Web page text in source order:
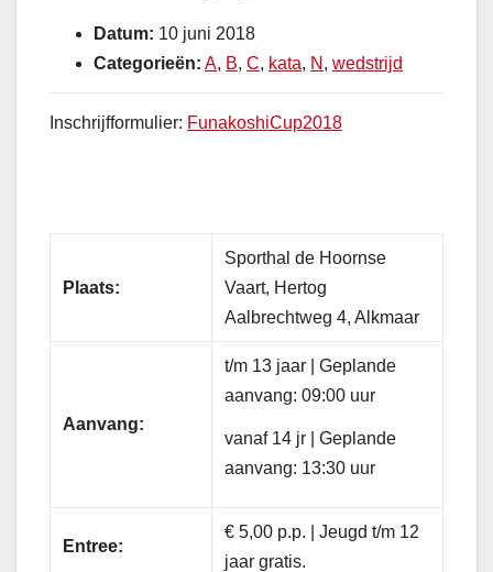
Datum: 10 juni 2018
Categorieën: A, B, C, kata, N , wedstrijd
Inschrijfformulier: FunakoshiCup2018
Plaats:
Sporthal de Hoornse
Vaart, Hertog
Aalbrechtweg 4, Alkmaar
Aanvang:
t/m 13 jaar | Geplande
aanvang: 09:00 uur
vanaf 14 jr | Geplande
aanvang: 13:30 uur
Entree:
€ 5,00 p.p. | Jeugd t/m 12
jaar gratis.